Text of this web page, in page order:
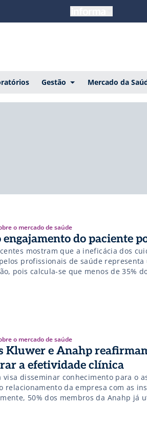
Gestão Mercado da
o mercado de saúde
engajamento do paciente
mostram que a ineficácia dos
profissionais de saúde
pois calcula-se que menos de 35%
o mercado de saúde
Kluwer e Anahp
a efetividade clínica
visa disseminar conhecimento para o
relacionamento da empresa com as
50% dos membros da Anahp já